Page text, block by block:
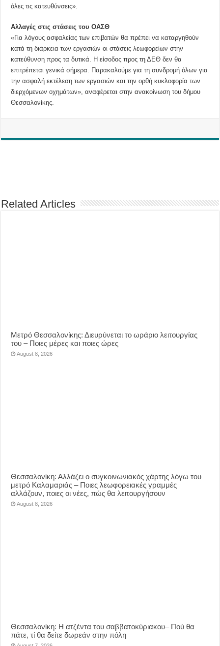
όλες τις κατευθύνσεις».
Αλλαγές στις στάσεις του ΟΑΣΘ
«Για λόγους ασφαλείας των επιβατών θα πρέπει να καταργηθούν
κατά τη διάρκεια των εργασιών οι στάσεις λεωφορείων στην
κατεύθυνση προς τα δυτικά. Η είσοδος προς τη ΔΕΘ δεν θα
επιτρέπεται γενικά σήμερα. Παρακαλούμε για τη συνδρομή όλων για
την ασφαλή εκτέλεση των εργασιών και την ορθή κυκλοφορία των
διερχόμενων οχημάτων», αναφέρεται στην ανακοίνωση του δήμου
Θεσσαλονίκης.
Related Articles
Μετρό Θεσσαλονίκης: Διευρύνεται το ωράριο λειτουργίας
του – Ποιες μέρες και ποιες ώρες
August 8, 2026
Θεσσαλονίκη: Αλλάζει ο συγκοινωνιακός χάρτης λόγω του
μετρό Καλαμαριάς – Ποιες λεωφορειακές γραμμές
αλλάζουν, ποιες οι νέες, πώς θα λειτουργήσουν
August 8, 2026
Θεσσαλονίκη: Η ατζέντα του σαββατοκύριακου– Πού θα
πάτε, τί θα δείτε δωρεάν στην πόλη